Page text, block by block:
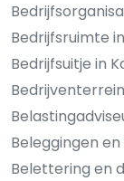
Bedrijfsruimte
Bedrijfsuitje in
Beleggingen
Belettering en